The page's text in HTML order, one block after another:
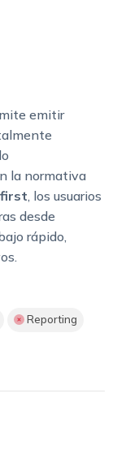
emitir
la normativa
, los usuarios
desde
rápido,
Reporting